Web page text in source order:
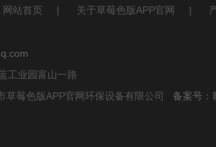
网站首页 | 关于草莓色版APP官网 |
蓝工业园富山一路
草莓色版APP官网环保设备有限公司 备案号